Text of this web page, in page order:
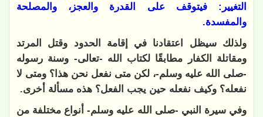
التغيير: فيتوقف على القدرة والعجز، والمصلحة
والمفسدة.
ولذلك سيظل اعتقادنا في إقامة الحدود وقتل المرتد
ومقاتلة الكفار مطابقًا لكتاب الله -تعالى- وسنة رسوله
-صلى الله عليه وسلم-، لكن متى نفعل نحن هذا؟ ومتى لا
نفعله؟ وكيف نفعله حين يجب الفعل؟ هذه مسألة أخرى.
وفي سيرة النبي -صلى الله عليه وسلم- أنواع مختلفة من